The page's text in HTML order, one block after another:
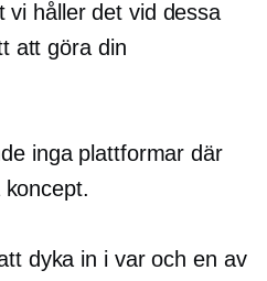
vi håller det vid dessa
att göra din
inga plattformar där
dyka in i var och en av